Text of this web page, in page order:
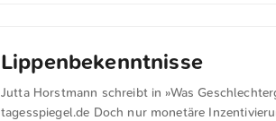
Lippenbekenntnisse
Jutta Horstmann schreibt in »Was
tagesspiegel.de Doch nur monetäre